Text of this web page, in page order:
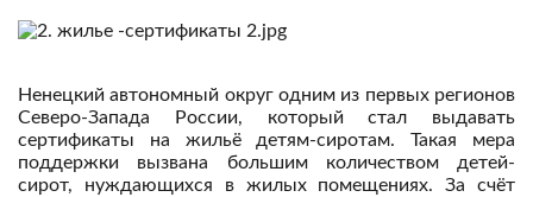
Ненецкий автономный округ одним из первых регионов
Северо-Запада России, который стал выдавать
сертификаты на жильё детям-сиротам. Такая мера
поддержки вызвана большим количеством детей-
сирот, нуждающихся в жилых помещениях. За счёт